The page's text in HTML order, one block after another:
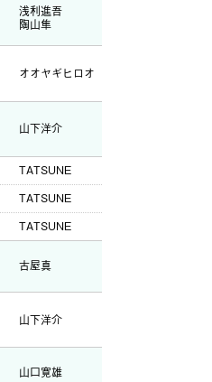
浅利進吾
陶山隼
オオヤギヒロオ
山下洋介
TATSUNE
TATSUNE
TATSUNE
古屋真
山下洋介
山口寛雄